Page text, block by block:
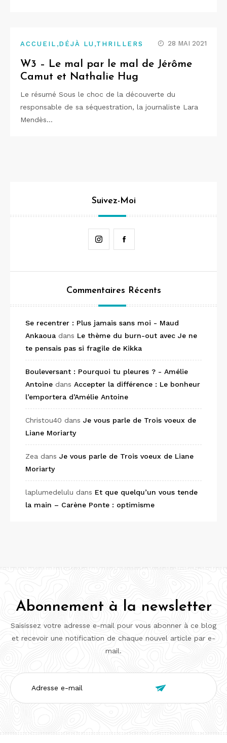
ACCUEIL ,DÉJÀ LU ,THRILLERS 28 MAI 2021
W3 – Le mal par le mal de Jérôme
Camut et Nathalie Hug
Le résumé Sous le choc de la découverte du
responsable de sa séquestration, la journaliste Lara
Mendès…
Suivez-Moi
Instagram
Commentaires Récents
Se recentrer : Plus jamais sans moi - Maud
Ankaoua dans Le thème du burn-out avec Je ne
te pensais pas si fragile de Kikka
Bouleversant : Pourquoi tu pleures ? - Amélie
Antoine dans Accepter la différence : Le bonheur
l’emportera d’Amélie Antoine
Christou40 dans Je vous parle de Trois voeux de
Liane Moriarty
Zea dans Je vous parle de Trois voeux de Liane
Moriarty
laplumedelulu dans Et que quelqu’un vous tende
la main – Carène Ponte : optimisme
Abonnement à la newsletter
Saisissez votre adresse e-mail pour vous abonner à ce blog
et recevoir une notification de chaque nouvel article par e-
mail.
Adresse
e-
mail
